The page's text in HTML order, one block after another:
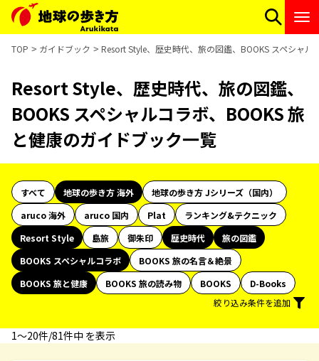
TOP ガイドブック Resort Style、歴史時代、旅の図鑑、BOOKS スペシャ
Resort Style、歴史時代、旅の図鑑、
BOOKS スペシャルコラボ、BOOKS 旅
と健康のガイドブック一覧
すべて 地球の歩き方 海外
地球の歩き方 Jシリーズ（国内）
aruco 海外
aruco 国内 Plat
ランキング&テクニック
Resort Style
島旅 御朱印 歴史時代
旅の図鑑
BOOKS スペシャルコラボ
BOOKS 旅の名言＆絶景
BOOKS 旅と健康
BOOKS 旅の読み物 BOOKS
D-Books
絞り込み条件を追加
1〜20件/81件中 を表示